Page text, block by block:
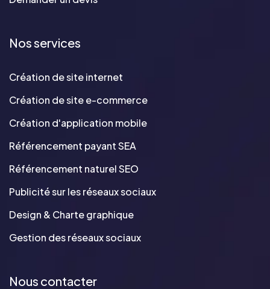
Nos services
Création de site internet
Création de site e-commerce
Création d'application mobile
Référencement payant SEA
Référencement naturel SEO
Publicité sur les réseaux sociaux
Design & Charte graphique
Gestion des réseaux sociaux
Nous contacter